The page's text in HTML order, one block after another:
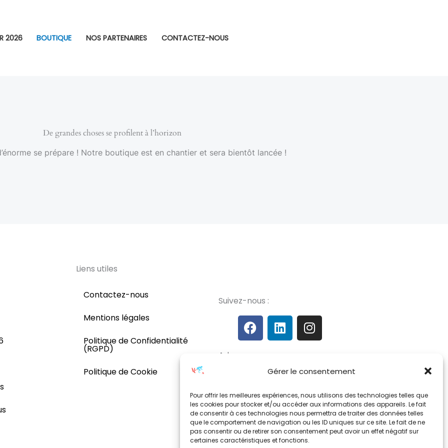
Gérer le consentement
Pour offrir les meilleures expériences, nous utilisons des technologies telles que
les cookies pour stocker et/ou accéder aux informations des appareils. Le fait
de consentir à ces technologies nous permettra de traiter des données telles
que le comportement de navigation ou les ID uniques sur ce site. Le fait de ne
pas consentir ou de retirer son consentement peut avoir un effet négatif sur
certaines caractéristiques et fonctions.
2026 BOUTIQUE NOS PARTENAIRES CONTACTEZ-NOUS
De grandes choses se profilent à l’horizon
se prépare ! Notre boutique est en chantier et sera bientôt lancée !
Liens utiles
Contactez-nous
Mentions légales
Politique de Confidentialité
(RGPD)
Politique de Cookie
Suivez-nous :
F
a
c
o
k
L
i
n
e
i
n
I
n
s
a
r
a
m
Adresse :
17 RUE PAUL BERT, 76800